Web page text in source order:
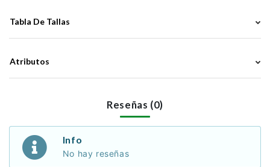
Tabla De Tallas
Atributos
Reseñas (0)
Info
No hay reseñas